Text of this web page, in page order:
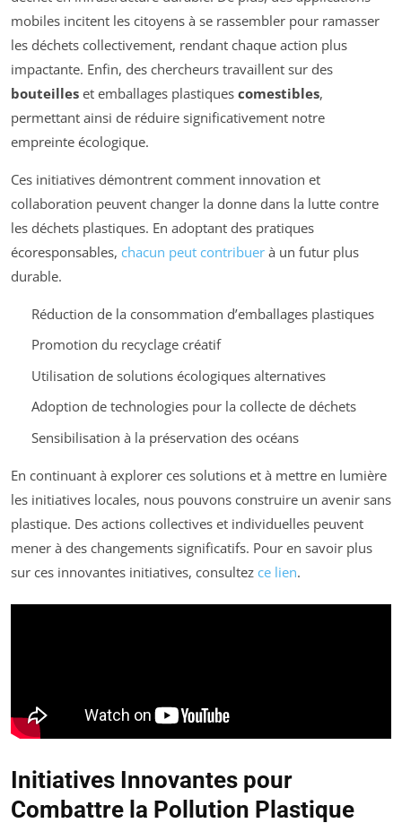
mobiles incitent les citoyens à se rassembler pour ramasser
les déchets collectivement, rendant chaque action plus
impactante. Enfin, des chercheurs travaillent sur des
bouteilles et emballages plastiques comestibles,
permettant ainsi de réduire significativement notre
empreinte écologique.
Ces initiatives démontrent comment innovation et
collaboration peuvent changer la donne dans la lutte contre
les déchets plastiques. En adoptant des pratiques
écoresponsables, chacun peut contribuer à un futur plus
durable.
Réduction de la consommation d’emballages plastiques
Promotion du recyclage créatif
Utilisation de solutions écologiques alternatives
Adoption de technologies pour la collecte de déchets
Sensibilisation à la préservation des océans
En continuant à explorer ces solutions et à mettre en lumière
les initiatives locales, nous pouvons construire un avenir sans
plastique. Des actions collectives et individuelles peuvent
mener à des changements significatifs. Pour en savoir plus
sur ces innovantes initiatives, consultez ce lien.
Initiatives Innovantes pour
Combattre la Pollution Plastique